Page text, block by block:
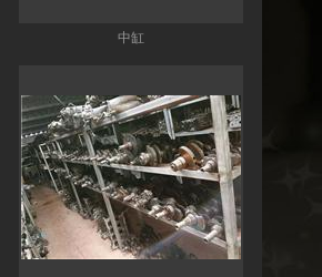
中缸